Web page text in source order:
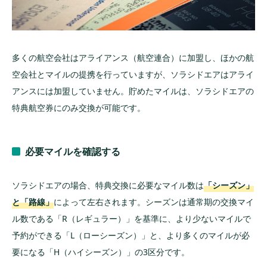
多くの航空会社はアライアンス（航空連合）に加盟し、ほかの航
空会社とマイルの提携を行っていますが、ソラシドエアはアライ
アンスには加盟していません。貯めたマイルは、ソラシドエアの
特典航空券にのみ交換が可能です。
必要マイルを確認する
ソラシドエアの場合、特典交換に必要なマイル数は「シーズン」
と「路線」によって左右されます。シーズンは通常期の交換マイ
ル数である「R（レギュラー）」を基準に、より少ないマイルで
予約ができる「L（ローシーズン）」と、より多くのマイルが必
要になる「H（ハイシーズン）」の3区分です。